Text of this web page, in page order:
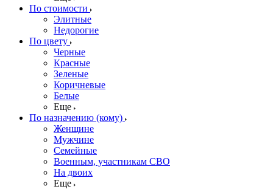
По стоимости
Элитные
Недорогие
По цвету
Черные
Красные
Зеленые
Коричневые
Белые
Еще
По назначению (кому)
Женщине
Мужчине
Семейные
Военным, участникам СВО
На двоих
Еще